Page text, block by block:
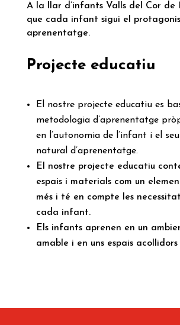
A la llar d’infants Valls del Cor de
que cada infant sigui el
aprenentatge.
Projecte educatiu
El nostre projecte educatiu es
metodologia d’aprenentatge
en l’autonomia de l’infant i el
natural d’aprenentatge.
El nostre projecte educatiu
espais i materials com un
més i té en compte les
cada infant.
Els infants aprenen en un
amable i en uns espais